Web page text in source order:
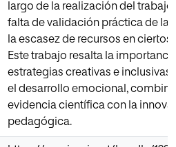
largo de la realización del
falta de validación práctica de la
la escasez de recursos en
Este trabajo resalta la
estrategias creativas e inclusivas
el desarrollo emocional,
evidencia científica con la
pedagógica.